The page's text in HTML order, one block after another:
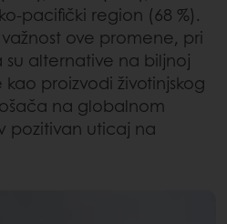
pacifički region (68 %).
ove promene, pri
su alternative na biljnoj
proizvodi životinjskog
na globalnom
pozitivan uticaj na